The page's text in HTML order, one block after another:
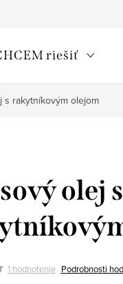
riešiť
s rakytníkovým olejom
olej s
1 hodnotenie Podrobnosti